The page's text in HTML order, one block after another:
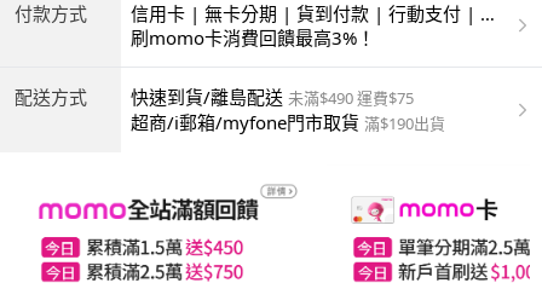
付款方式
信用卡 | 無卡分期 | 貨到付款 | 行動支付 | 超
商付款 | ATM | 銀聯卡
刷momo卡消費回饋最高3%！
配送方式 快速到貨/離島配送 未滿$490 運費$75
超商/i郵箱/myfone門市取貨 滿$190出貨